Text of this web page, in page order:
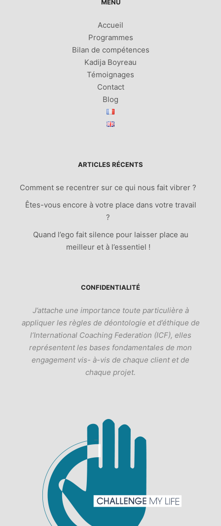
MENU
Accueil
Programmes
Bilan de compétences
Kadija Boyreau
Témoignages
Contact
Blog
ARTICLES RÉCENTS
Comment se recentrer sur ce qui nous fait vibrer ?
Êtes-vous encore à votre place dans votre travail
?
Quand l’ego fait silence pour laisser place au
meilleur et à l’essentiel !
CONFIDENTIALITÉ
J’attache une importance toute particulière à
appliquer les règles de déontologie et d’éthique de
l’International Coaching Federation (ICF), elles
représentent les bases fondamentales de mon
engagement vis- à-vis de chaque client et de
chaque projet.